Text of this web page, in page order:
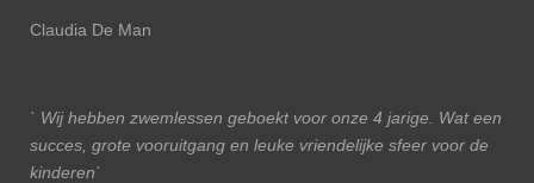
Claudia De Man
` Wij hebben zwemlessen geboekt voor onze 4 jarige. Wat een
succes, grote vooruitgang en leuke vriendelijke sfeer voor de
kinderen`